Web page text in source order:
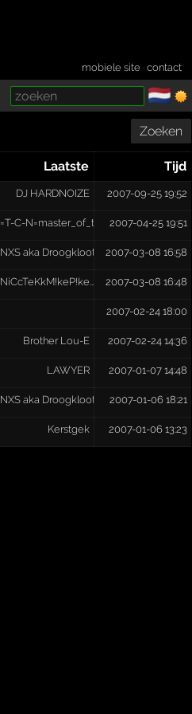
mobiele site ·contact
🇳🇱
Zoeken
Laatste
Tijd
DJ HARDNOIZE 2007-09-25 19:52
=T-C-N=master_of_terror[EGN]2007-04-25 19:51
NXS aka Droogkloot 2007-03-08 16:58
NiCcTeKkM!keP!ke..23..2007-03-08 16:48
2007-02-24 18:00
Brother Lou-E 2007-02-24 14:36
LAWYER 2007-01-07 14:48
NXS aka Droogkloot 2007-01-06 18:21
Kerstgek 2007-01-06 13:23